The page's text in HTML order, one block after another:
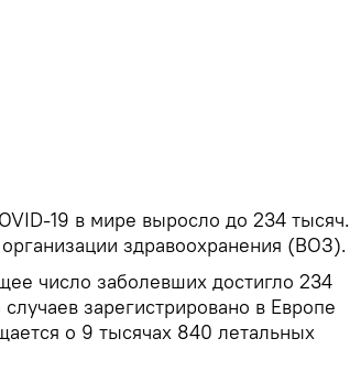
19 в мире выросло до 234 тысяч.
здравоохранения (ВОЗ).
число заболевших достигло 234
зарегистрировано в Европе
о 9 тысячах 840 летальных